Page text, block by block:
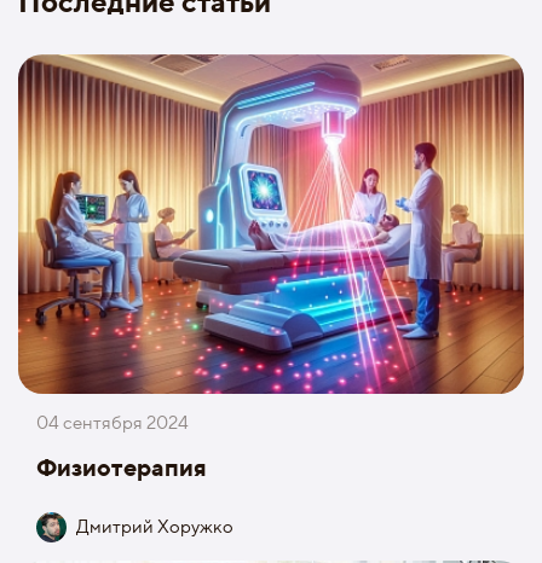
04 сентября 2024
Физиотерапия
Дмитрий Хоружко